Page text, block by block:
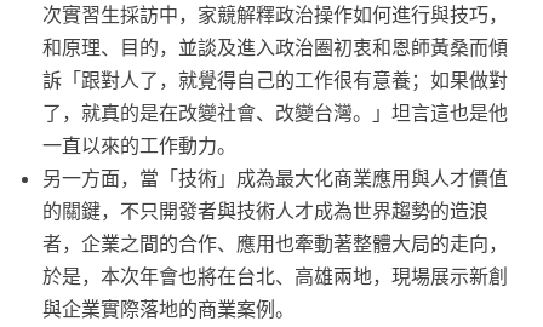
次實習生採訪中，家競解釋政治操作如何進行與技巧，
和原理、目的，並談及進入政治圈初衷和恩師黃桑而傾
訴「跟對人了，就覺得自己的工作很有意養；如果做對
了，就真的是在改變社會、改變台灣。」坦言這也是他
一直以來的工作動力。
另一方面，當「技術」成為最大化商業應用與人才價值
的關鍵，不只開發者與技術人才成為世界趨勢的造浪
者，企業之間的合作、應用也牽動著整體大局的走向，
於是，本次年會也將在台北、高雄兩地，現場展示新創
與企業實際落地的商業案例。